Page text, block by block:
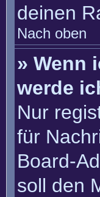
deinen
Nach oben
» Wenn
werde
Nur
für
Board-
soll den